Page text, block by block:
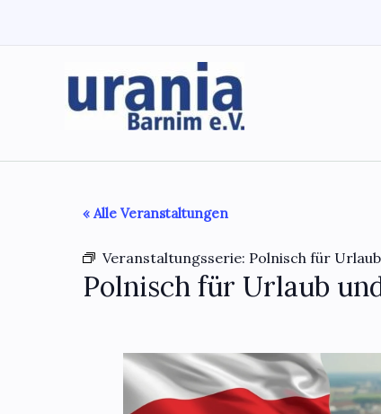
« Alle Veranstaltungen
Veranstaltungsserie: Polnisch für
Polnisch für Urlaub